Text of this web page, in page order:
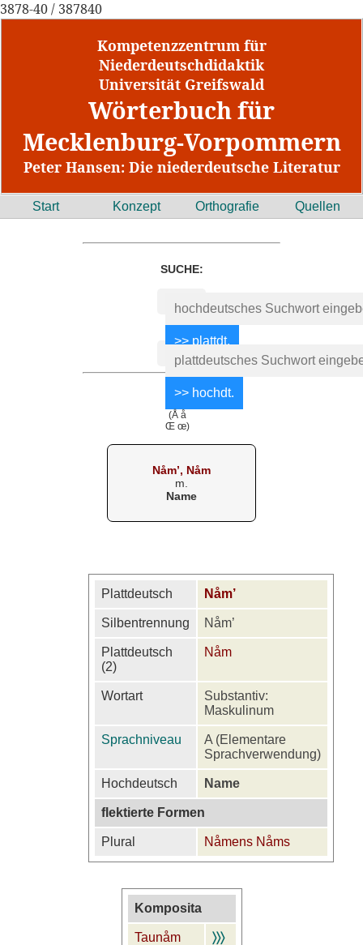
3878-40 / 387840
Kompetenzzentrum für
Niederdeutschdidaktik
Universität Greifswald
Wörterbuch für
Mecklenburg-Vorpommern
Peter Hansen: Die niederdeutsche Literatur
Start Konzept Orthografie Quellen
SUCHE:
(Å å
Œ œ)
Nåm’, Nåm
m.
Name
Plattdeutsch Nåm’
Silbentrennung Nåm’
Plattdeutsch
(2)
Nåm
Wortart
Substantiv:
Maskulinum
Sprachniveau
A (Elementare
Sprachverwendung)
Hochdeutsch Name
flektierte Formen
Plural Nåmens Nåms
Komposita
Taunåm 〉〉〉